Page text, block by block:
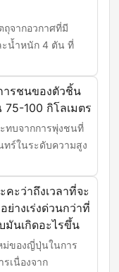
ถุจากอวกาศที่มี
น้ำหนัก 4 ตัน ที่
ารชนของตัวชิ้น
100 กิโลเมตร
ทบจากการพุ่งชนที่
ทร์ในระดับความสูง
ะว่าถึงเวลาที่จะ
ย่างเร่งด่วนกว่าที่
มันเกิดอะไรขึ้น
ม่ของญี่ปุ่นในการ
เนื่องจาก